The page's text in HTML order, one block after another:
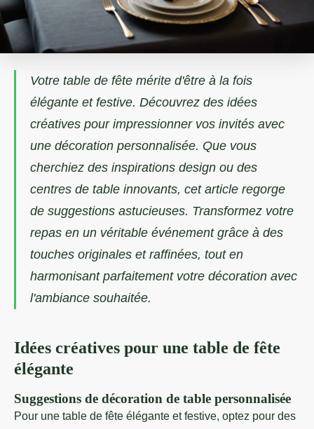
Votre table de fête mérite d'être à la fois
élégante et festive. Découvrez des idées
créatives pour impressionner vos invités avec
une décoration personnalisée. Que vous
cherchiez des inspirations design ou des
centres de table innovants, cet article regorge
de suggestions astucieuses. Transformez votre
repas en un véritable événement grâce à des
touches originales et raffinées, tout en
harmonisant parfaitement votre décoration avec
l'ambiance souhaitée.
Idées créatives pour une table de fête
élégante
Suggestions de décoration de table personnalisée
Pour une table de fête élégante et festive, optez pour des